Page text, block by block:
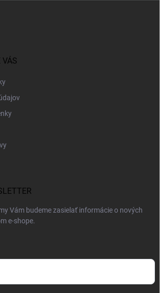
VÁS
Vám budeme zasielať informácie o nových
e-shope.